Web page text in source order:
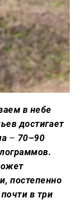
в небе
достигает
– 70–90
постепенно
в три